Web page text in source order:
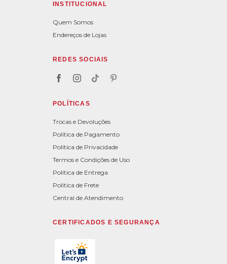
INSTITUCIONAL
Quem Somos
Endereços de Lojas
REDES SOCIAIS
POLÍTICAS
Trocas e Devoluções
Política de Pagamento
Política de Privacidade
Termos e Condições de Uso
Política de Entrega
Política de Frete
Central de Atendimento
CERTIFICADOS E SEGURANÇA